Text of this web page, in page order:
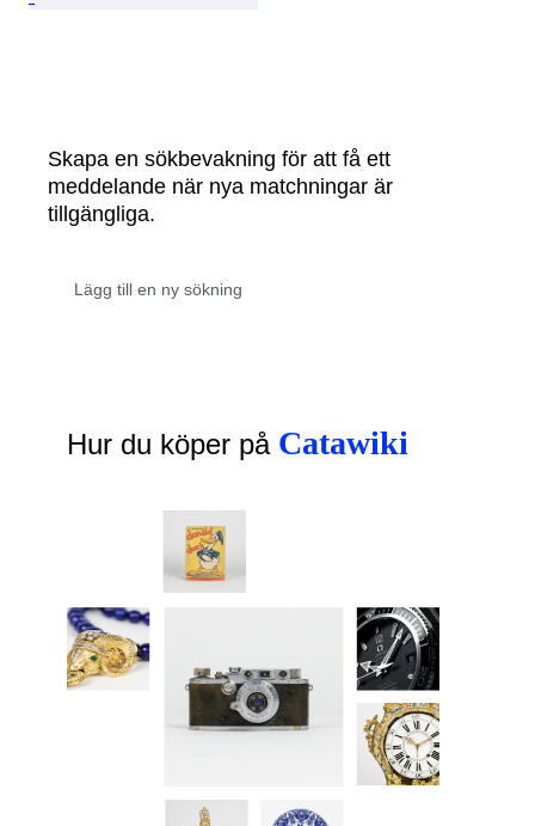
Skapa en sökbevakning för att få ett
meddelande när nya matchningar är
tillgängliga.
Hur du köper på Catawiki